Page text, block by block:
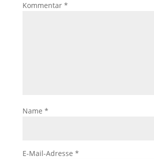
Kommentar *
Name *
E-Mail-Adresse *